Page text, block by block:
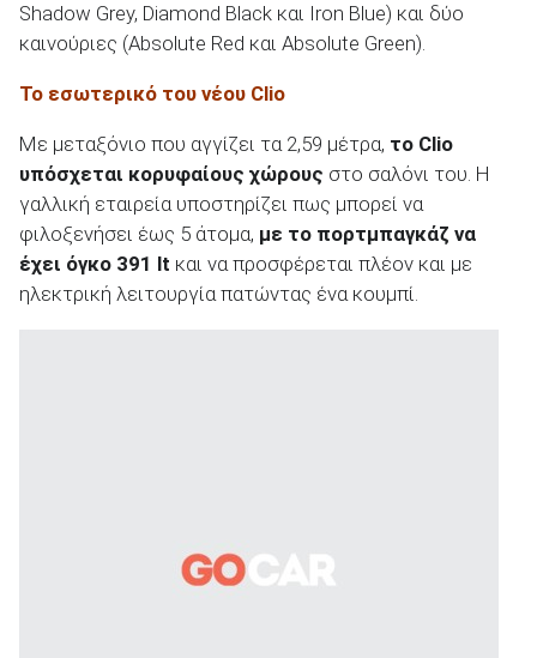
Shadow Grey, Diamond Black και Iron Blue) και δύο
καινούριες (Absolute Red και Absolute Green).
Το εσωτερικό του νέου Clio
Με μεταξόνιο που αγγίζει τα 2,59 μέτρα, το Clio
υπόσχεται κορυφαίους χώρους στο σαλόνι του. Η
γαλλική εταιρεία υποστηρίζει πως μπορεί να
φιλοξενήσει έως 5 άτομα, με το πορτμπαγκάζ να
έχει όγκο 391 lt και να προσφέρεται πλέον και με
ηλεκτρική λειτουργία πατώντας ένα κουμπί.